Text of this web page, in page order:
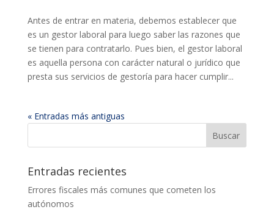
Antes de entrar en materia, debemos establecer que
es un gestor laboral para luego saber las razones que
se tienen para contratarlo. Pues bien, el gestor laboral
es aquella persona con carácter natural o jurídico que
presta sus servicios de gestoría para hacer cumplir...
« Entradas más antiguas
Entradas recientes
Errores fiscales más comunes que cometen los
autónomos